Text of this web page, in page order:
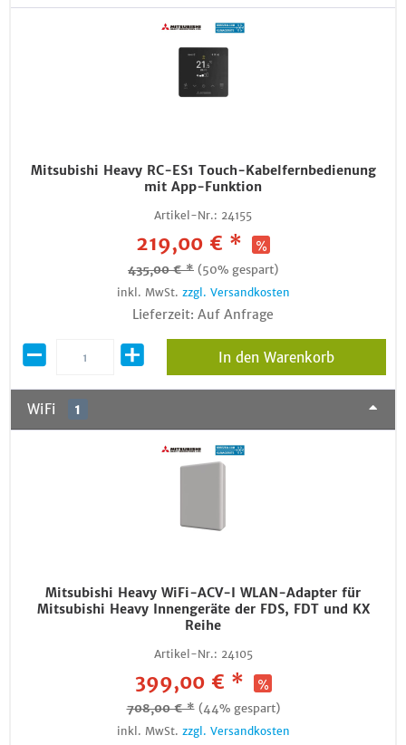
Mitsubishi Heavy RC-ES1 Touch-Kabelfernbedienung
mit App-Funktion
Artikel-Nr.: 24155
219,00 € *
435,00 € * (50% gespart)
inkl. MwSt. zzgl. Versandkosten
Lieferzeit: Auf Anfrage
In den Warenkorb
WiFi 1
Mitsubishi Heavy WiFi-ACV-I WLAN-Adapter für
Mitsubishi Heavy Innengeräte der FDS, FDT und KX
Reihe
Artikel-Nr.: 24105
399,00 € *
708,00 € * (44% gespart)
inkl. MwSt. zzgl. Versandkosten